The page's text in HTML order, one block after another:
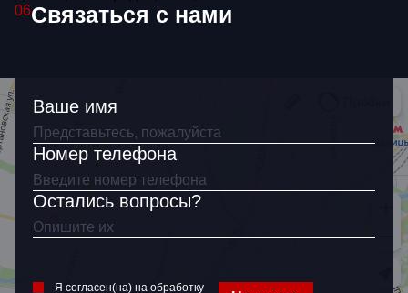
06Связаться с нами
Ваше имя
Номер телефона
Остались вопросы?
Я согласен(на) на обработку
Я согласен(на)